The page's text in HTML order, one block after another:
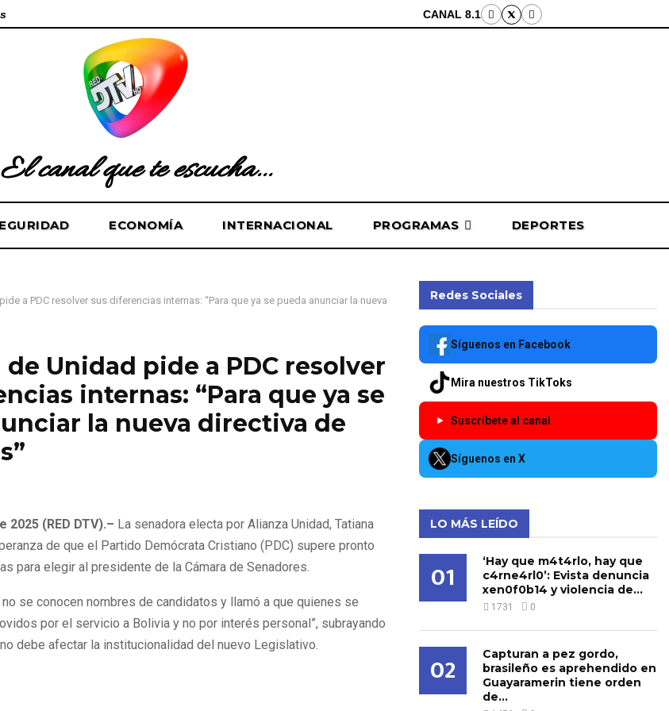
CANAL 8.1
El canal que te escucha...
ECONOMÍA INTERNACIONAL PROGRAMAS DEPORTES
a PDC resolver sus diferencias internas: “Para que ya se pueda anunciar la nueva
de Unidad pide a PDC resolver
internas: “Para que ya se
la nueva directiva de
2025 (RED DTV).– La senadora electa por Alianza Unidad, Tatiana
de que el Partido Demócrata Cristiano (PDC) supere pronto
para elegir al presidente de la Cámara de Senadores.
se conocen nombres de candidatos y llamó a que quienes se
por el servicio a Bolivia y no por interés personal”, subrayando
debe afectar la institucionalidad del nuevo Legislativo.
Redes Sociales
Síguenos en Facebook
Mira nuestros TikToks
Suscríbete al canal
Síguenos en X
LO MÁS LEÍDO
01
‘Hay que m4t4rlo, hay que
c4rne4rl0’: Evista denuncia
xen0f0b14 y violencia de...
1731 0
02
Capturan a pez gordo,
brasileño es aprehendido en
Guayaramerin tiene orden
de...